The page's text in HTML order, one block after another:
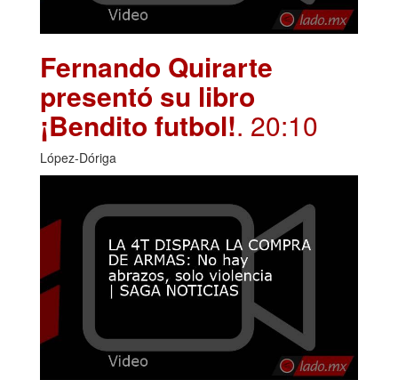
Fernando Quirarte
presentó su libro
¡Bendito futbol!. 20:10
López-Dóriga